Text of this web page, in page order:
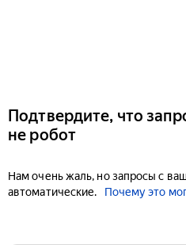
Подтвердите, что
не робот
Нам очень жаль, но запросы с
автоматические.
Почему это